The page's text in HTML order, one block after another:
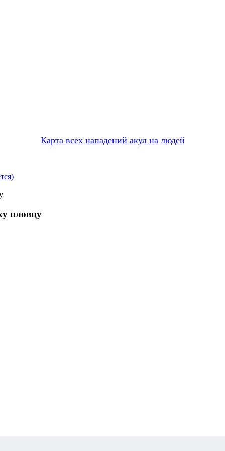
Карта всех нападений акул на людей
пловцу